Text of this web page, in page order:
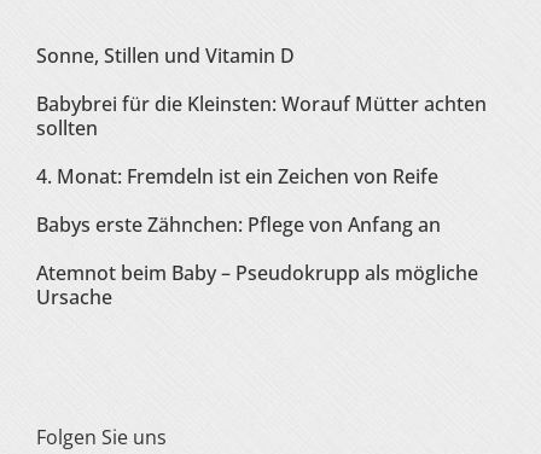
Sonne, Stillen und Vitamin D
Babybrei für die Kleinsten: Worauf Mütter achten
sollten
4. Monat: Fremdeln ist ein Zeichen von Reife
Babys erste Zähnchen: Pflege von Anfang an
Atemnot beim Baby – Pseudokrupp als mögliche
Ursache
Folgen Sie uns